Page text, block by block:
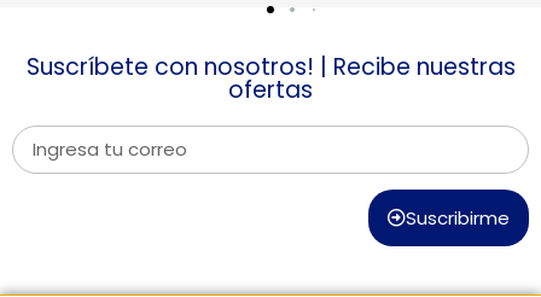
Suscríbete con nosotros! | Recibe nuestras
ofertas
Suscribirme